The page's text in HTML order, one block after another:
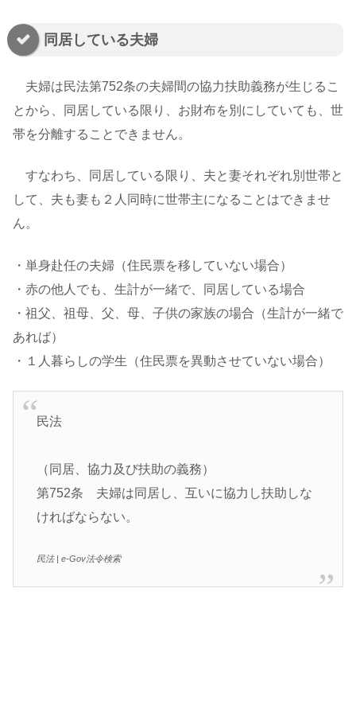
同居している夫婦
夫婦は民法第752条の夫婦間の協力扶助義務が生じるこ
とから、同居している限り、お財布を別にしていても、世
帯を分離することできません。
すなわち、同居している限り、夫と妻それぞれ別世帯と
して、夫も妻も２人同時に世帯主になることはできませ
ん。
・単身赴任の夫婦（住民票を移していない場合）
・赤の他人でも、生計が一緒で、同居している場合
・祖父、祖母、父、母、子供の家族の場合（生計が一緒で
あれば）
・１人暮らしの学生（住民票を異動させていない場合）
民法
（同居、協力及び扶助の義務）
第752条 夫婦は同居し、互いに協力し扶助しな
ければならない。
民法 | e-Gov法令検索